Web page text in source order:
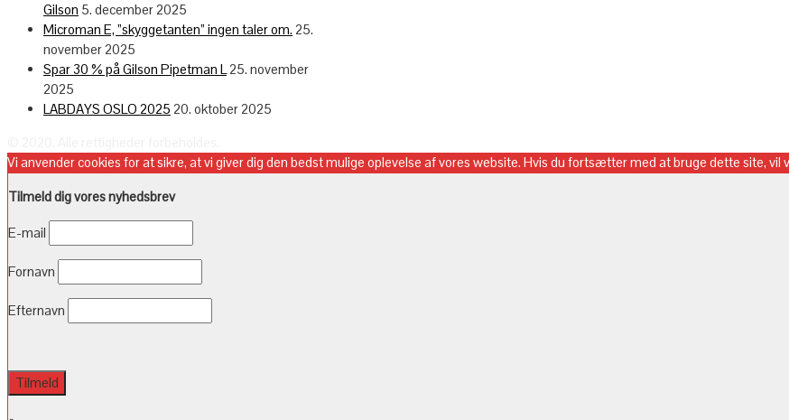
Gilson 5. december 2025
Microman E, ”skyggetanten” ingen taler om. 25.
november 2025
Spar 30 % på Gilson Pipetman L25. november
2025
LABDAYS OSLO 2025 20. oktober 2025
Vi anvender cookies for at sikre, at vi giver dig den bedst mulige oplevelse af vores website. Hvis du fortsætter med at bruge dette site, vil
Tilmeld dig vores nyhedsbrev
E-mail
Fornavn
Efternavn